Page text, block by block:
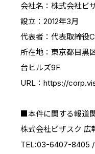
会社名：株式会社ビ
設立：2012年3月
代表者：代表取締役
所在地：東京都目
台ヒルズ9F
URL：https://
■本件に関する報道
株式会社ビザスク 広
TEL:03-6407-8405